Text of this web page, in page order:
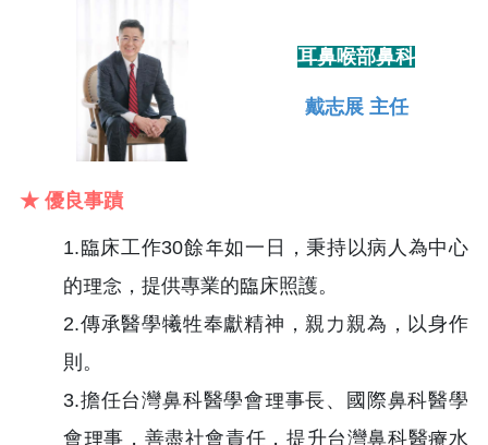
耳鼻喉部鼻科
戴志展 主任
★ 優良事蹟
1.臨床工作30餘年如一日，秉持以病人為中心
的理念，提供專業的臨床照護。
2.傳承醫學犧牲奉獻精神，親力親為，以身作
則。
3.擔任台灣鼻科醫學會理事長、國際鼻科醫學
會理事，善盡社會責任，提升台灣鼻科醫療水